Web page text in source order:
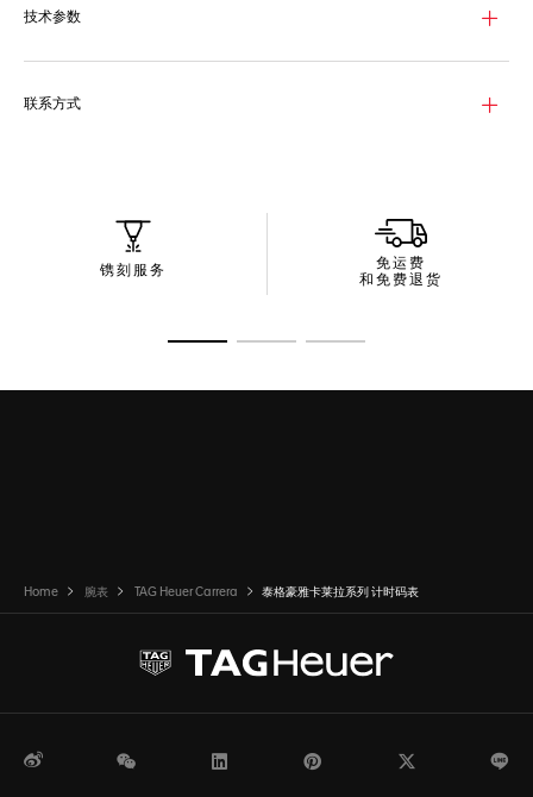
腕表配备锥形精钢表壳，搭载标志性的TH20-00自动机芯，透过
陀，确保超高精准度。
技术参数
联系方式
镌刻服务
免运费
和免费退货
Home 腕表 TAG Heuer Carrera 泰格豪雅卡莱拉系列 计时码表
微博 WeChat Pinterest